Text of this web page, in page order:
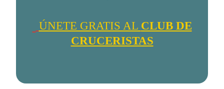
ÚNETE GRATIS AL CLUB DE
CRUCERISTAS